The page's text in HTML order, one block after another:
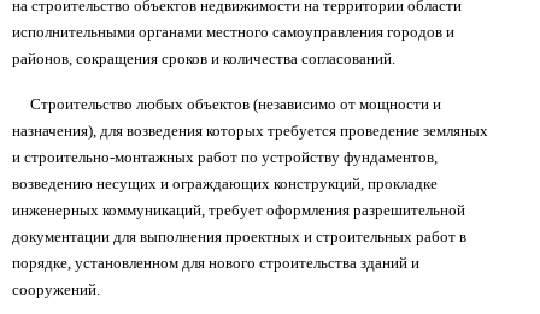
на строительство объектов недвижимости на территории области
исполнительными органами местного самоуправления городов и
районов, сокращения сроков и количества согласований.
Строительство любых объектов (независимо от мощности и
назначения), для возведения которых требуется проведение земляных
и строительно-монтажных работ по устройству фундаментов,
возведению несущих и ограждающих конструкций, прокладке
инженерных коммуникаций, требует оформления разрешительной
документации для выполнения проектных и строительных работ в
порядке, установленном для нового строительства зданий и
сооружений.